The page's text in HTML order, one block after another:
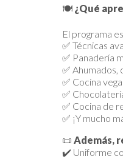
🍽️ ¿Qué
El programa
✅ Técnicas
✅ Panadería
✅ Ahumados,
✅ Cocina
✅
✅ Cocina de
✅ ¡Y mucho
📜 Además,
✔️ Uniforme